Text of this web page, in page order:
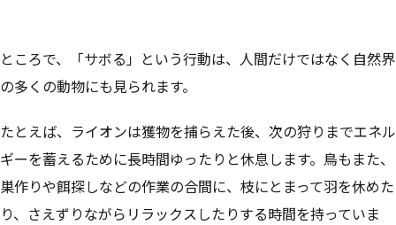
ところで、「サボる」という行動は、人間だけではなく自然界
の多くの動物にも見られます。
たとえば、ライオンは獲物を捕らえた後、次の狩りまでエネル
ギーを蓄えるために長時間ゆったりと休息します。鳥もまた、
巣作りや餌探しなどの作業の合間に、枝にとまって羽を休めた
り、さえずりながらリラックスしたりする時間を持っていま